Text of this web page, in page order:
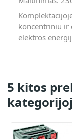
koncentriniu ir
elektros
5 kitos